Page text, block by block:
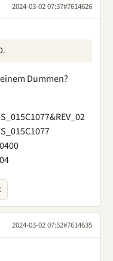
2024-03-02 07:37#7614626
Dummen?
2024-03-02 07:52#7614635